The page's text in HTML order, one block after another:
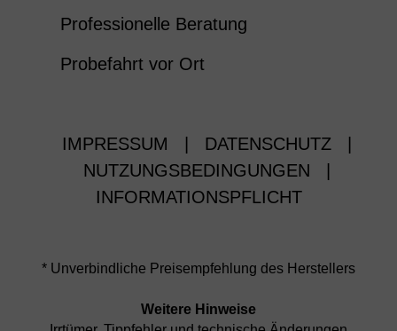
Professionelle Beratung
Probefahrt vor Ort
IMPRESSUM DATENSCHUTZ
NUTZUNGSBEDINGUNGEN
INFORMATIONSPFLICHT
* Unverbindliche Preisempfehlung des Herstellers
Weitere Hinweise